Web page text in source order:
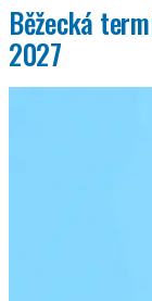
Běžecká
2027